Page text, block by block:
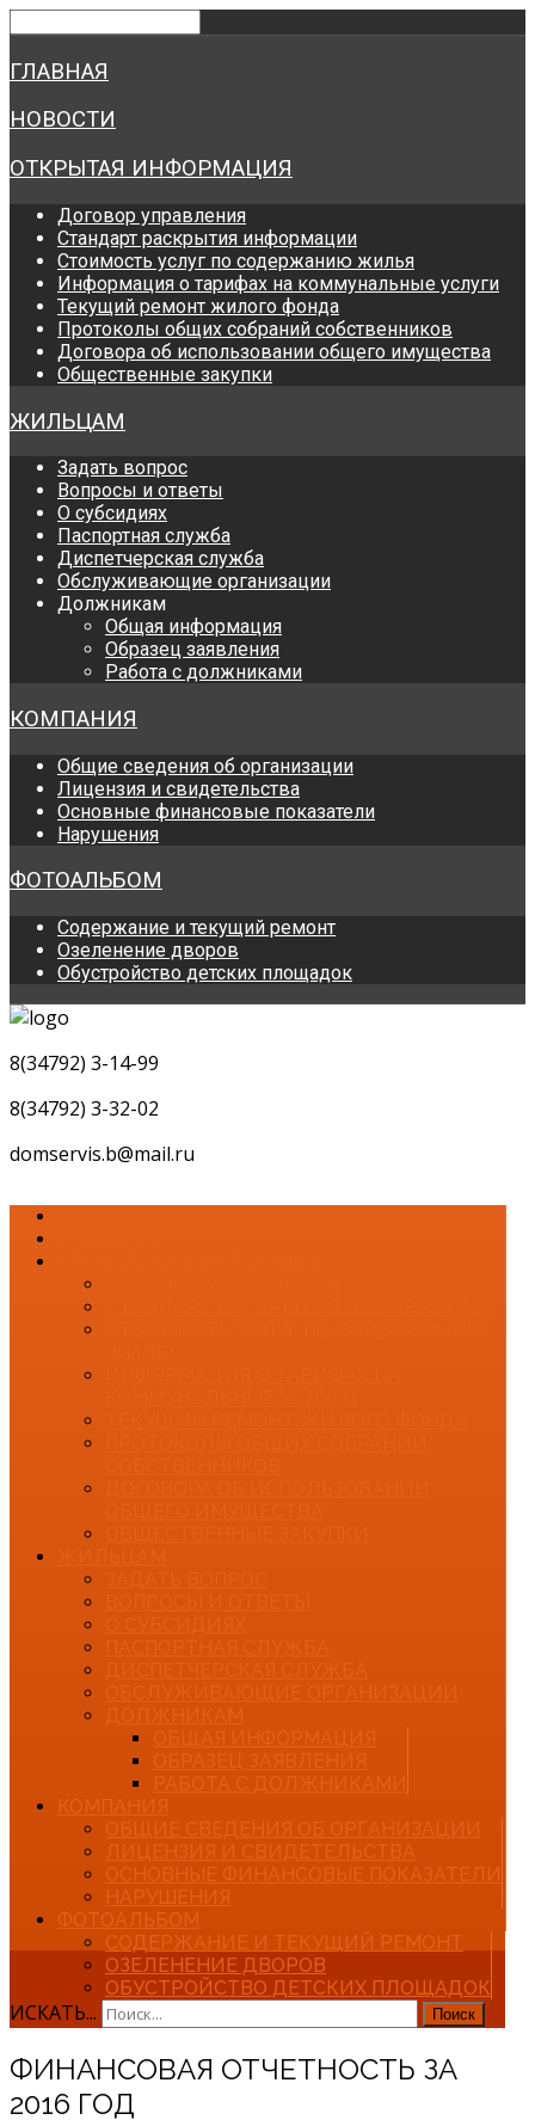
ГЛАВНАЯ
НОВОСТИ
ОТКРЫТАЯ ИНФОРМАЦИЯ
Договор управления
Стандарт раскрытия информации
Стоимость услуг по содержанию жилья
Информация о тарифах на коммунальные услуги
Текущий ремонт жилого фонда
Протоколы общих собраний собственников
Договора об использовании общего имущества
Общественные закупки
ЖИЛЬЦАМ
Задать вопрос
Вопросы и ответы
О субсидиях
Паспортная служба
Диспетчерская служба
Обслуживающие организации
Должникам
Общая информация
Образец заявления
Работа с должниками
КОМПАНИЯ
Общие сведения об организации
Лицензия и свидетельства
Основные финансовые показатели
Нарушения
ФОТОАЛЬБОМ
Содержание и текущий ремонт
Озеленение дворов
Обустройство детских площадок
8(34792) 3-14-99
8(34792) 3-32-02
domservis.b@mail.ru
СОДЕРЖАНИЕ И ТЕКУЩИЙ РЕМОНТ
ОЗЕЛЕНЕНИЕ ДВОРОВ
ОБУСТРОЙСТВО ДЕТСКИХ ПЛОЩАДОК
ИСКАТЬ... Поиск
ФИНАНСОВАЯ ОТЧЕТНОСТЬ ЗА
2016 ГОД